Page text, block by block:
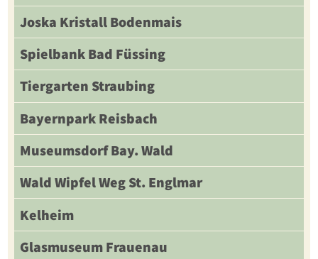
Joska Kristall Bodenmais
Spielbank Bad Füssing
Tiergarten Straubing
Bayernpark Reisbach
Museumsdorf Bay. Wald
Wald Wipfel Weg St. Englmar
Kelheim
Glasmuseum Frauenau